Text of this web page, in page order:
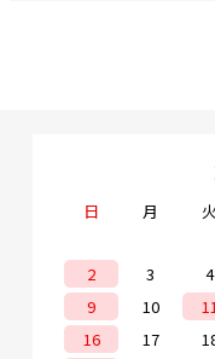
日 月 火
2
3 4
9
10
16
17